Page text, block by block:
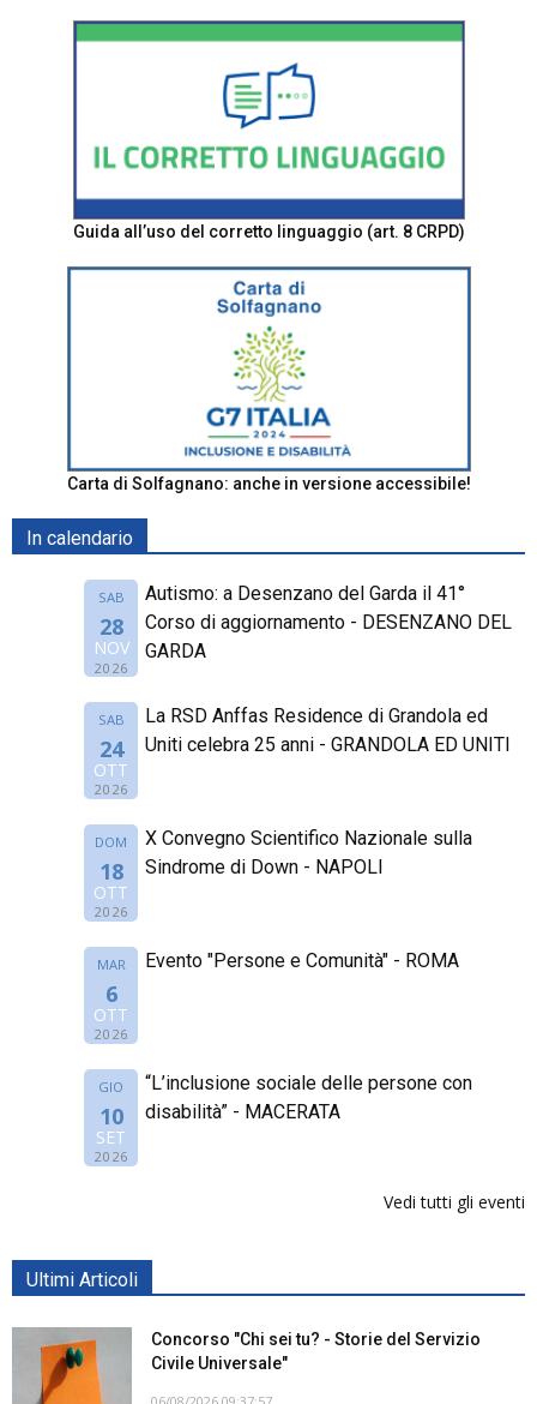
Guida all’uso del corretto linguaggio (art. 8 CRPD)
Carta di Solfagnano: anche in versione accessibile!
In calendario
SAB
28
NOV
2026
Autismo: a Desenzano del Garda il 41°
Corso di aggiornamento - DESENZANO DEL
GARDA
SAB
24
OTT
2026
La RSD Anffas Residence di Grandola ed
Uniti celebra 25 anni - GRANDOLA ED UNITI
DOM
18
OTT
2026
X Convegno Scientifico Nazionale sulla
Sindrome di Down - NAPOLI
MAR
6
OTT
2026
Evento "Persone e Comunità" - ROMA
GIO
10
SET
2026
“L’inclusione sociale delle persone con
disabilità” - MACERATA
Vedi tutti gli eventi
Ultimi Articoli
Concorso "Chi sei tu? - Storie del Servizio
Civile Universale"